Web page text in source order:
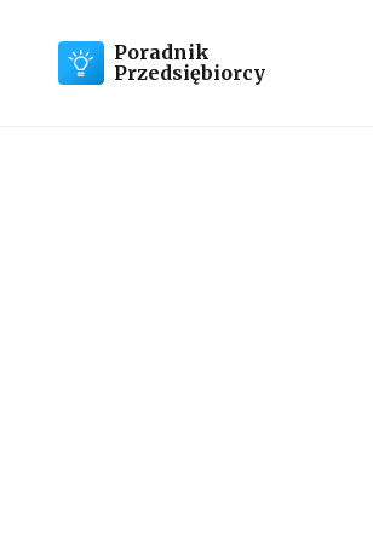
Poradnik
Przedsiębiorcy